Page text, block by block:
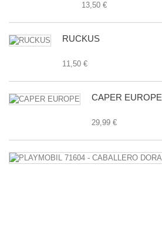
13,50 €
RUCKUS
11,50 €
CAPER EUROPE
29,99 €